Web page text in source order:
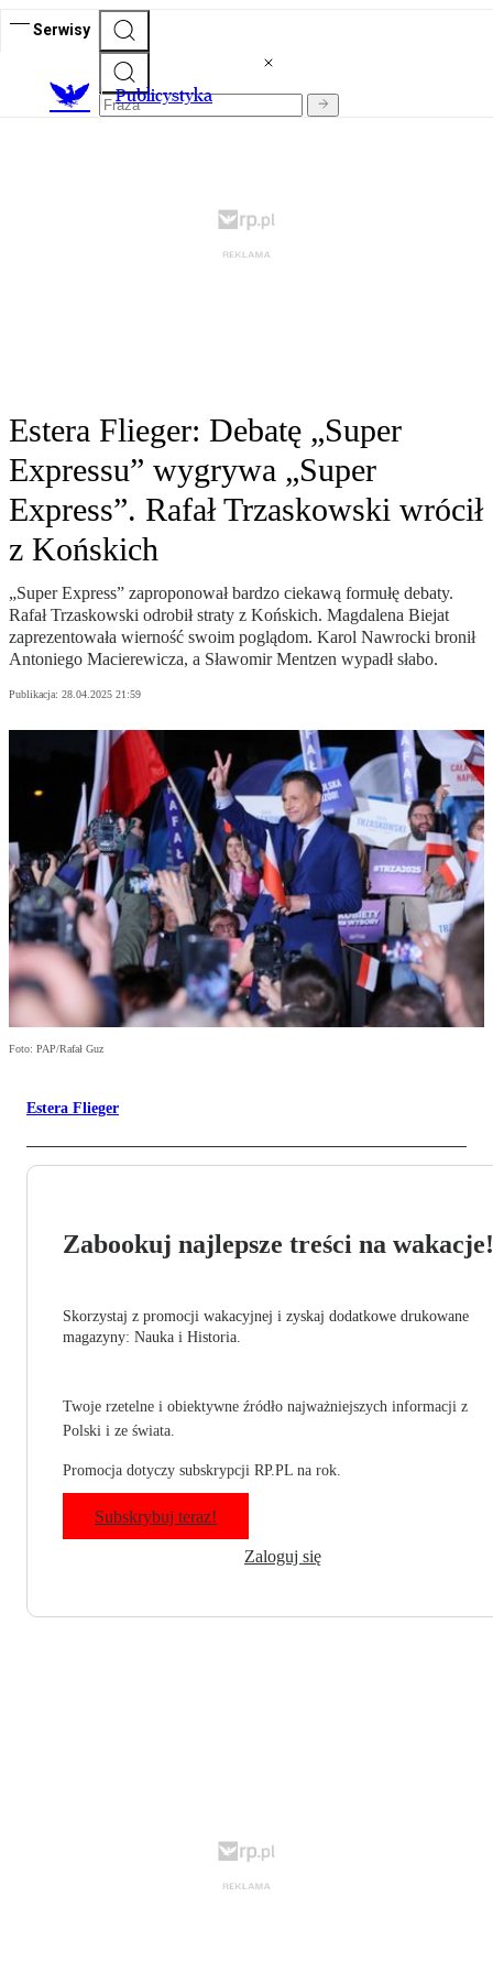
Serwisy
Publicystyka
Estera Flieger: Debatę „Super
Expressu” wygrywa „Super
Express”. Rafał Trzaskowski wrócił
z Końskich
„Super Express” zaproponował bardzo ciekawą formułę debaty.
Rafał Trzaskowski odrobił straty z Końskich. Magdalena Biejat
zaprezentowała wierność swoim poglądom. Karol Nawrocki bronił
Antoniego Macierewicza, a Sławomir Mentzen wypadł słabo.
Publikacja: 28.04.2025 21:59
Foto: PAP/Rafał Guz
Estera Flieger
Zabookuj najlepsze treści na wakacje!
Skorzystaj z promocji wakacyjnej i zyskaj dodatkowe drukowane
magazyny: Nauka i Historia.
Twoje rzetelne i obiektywne źródło najważniejszych informacji z
Polski i ze świata.
Promocja dotyczy subskrypcji RP.PL na rok.
Subskrybuj teraz!
Zaloguj się